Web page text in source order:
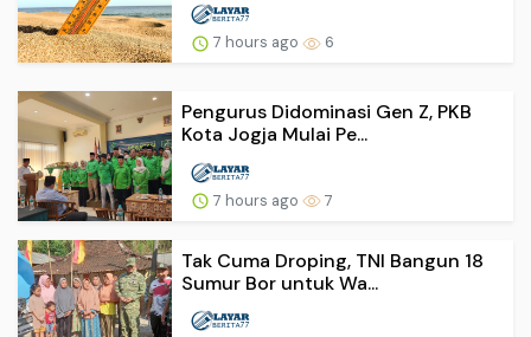
7 hours ago 6
Pengurus Didominasi Gen Z, PKB
Kota Jogja Mulai Pe...
7 hours ago 7
Tak Cuma Droping, TNI Bangun 18
Sumur Bor untuk Wa...